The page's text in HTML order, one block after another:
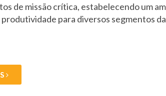
de missão crítica, estabelecendo um
para diversos segmentos